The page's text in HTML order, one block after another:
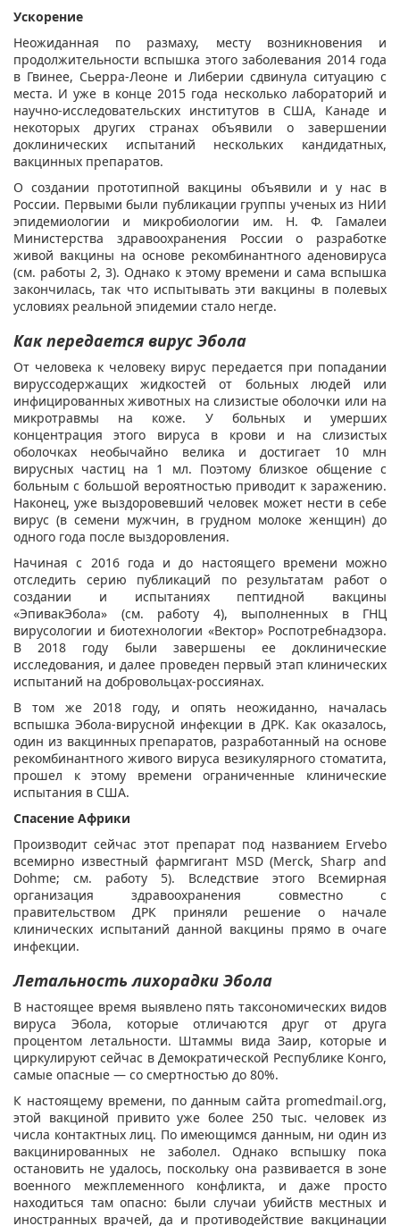
Ускорение
Неожиданная по размаху, месту возникновения и
продолжительности вспышка этого заболевания 2014 года
в Гвинее, Сьерра-Леоне и Либерии сдвинула ситуацию с
места. И уже в конце 2015 года несколько лабораторий и
научно-исследовательских институтов в США, Канаде и
некоторых других странах объявили о завершении
доклинических испытаний нескольких кандидатных,
вакцинных препаратов.
О создании прототипной вакцины объявили и у нас в
России. Первыми были публикации группы ученых из НИИ
эпидемиологии и микробиологии им. Н. Ф. Гамалеи
Министерства здравоохранения России о разработке
живой вакцины на основе рекомбинантного аденовируса
(см. работы 2, 3). Однако к этому времени и сама вспышка
закончилась, так что испытывать эти вакцины в полевых
условиях реальной эпидемии стало негде.
Как передается вирус Эбола
От человека к человеку вирус передается при попадании
вируссодержащих жидкостей от больных людей или
инфицированных животных на слизистые оболочки или на
микротравмы на коже. У больных и умерших
концентрация этого вируса в крови и на слизистых
оболочках необычайно велика и достигает 10 млн
вирусных частиц на 1 мл. Поэтому близкое общение с
больным с большой вероятностью приводит к заражению.
Наконец, уже выздоровевший человек может нести в себе
вирус (в семени мужчин, в грудном молоке женщин) до
одного года после выздоровления.
Начиная с 2016 года и до настоящего времени можно
отследить серию публикаций по результатам работ о
создании и испытаниях пептидной вакцины
«ЭпивакЭбола» (см. работу 4), выполненных в ГНЦ
вирусологии и биотехнологии «Вектор» Роспотребнадзора.
В 2018 году были завершены ее доклинические
исследования, и далее проведен первый этап клинических
испытаний на добровольцах-россиянах.
В том же 2018 году, и опять неожиданно, началась
вспышка Эбола-вирусной инфекции в ДРК. Как оказалось,
один из вакцинных препаратов, разработанный на основе
рекомбинантного живого вируса везикулярного стоматита,
прошел к этому времени ограниченные клинические
испытания в США.
Спасение Африки
Производит сейчас этот препарат под названием Ervebo
всемирно известный фармгигант MSD (Merck, Sharp and
Dohme; см. работу 5). Вследствие этого Всемирная
организация здравоохранения совместно с
правительством ДРК приняли решение о начале
клинических испытаний данной вакцины прямо в очаге
инфекции.
Летальность лихорадки Эбола
В настоящее время выявлено пять таксономических видов
вируса Эбола, которые отличаются друг от друга
процентом летальности. Штаммы вида Заир, которые и
циркулируют сейчас в Демократической Республике Конго,
самые опасные — со смертностью до 80%.
К настоящему времени, по данным сайта promedmail.org,
этой вакциной привито уже более 250 тыс. человек из
числа контактных лиц. По имеющимся данным, ни один из
вакцинированных не заболел. Однако вспышку пока
остановить не удалось, поскольку она развивается в зоне
военного межплеменного конфликта, и даже просто
находиться там опасно: были случаи убийств местных и
иностранных врачей, да и противодействие вакцинации